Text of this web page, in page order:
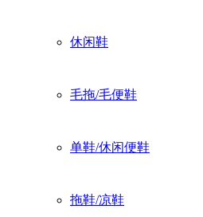
休闲鞋
毛拖/毛便鞋
单鞋/休闲便鞋
拖鞋/凉鞋